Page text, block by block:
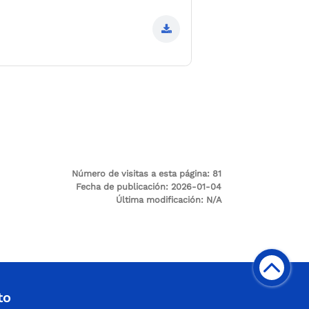
Número de visitas a esta página: 81
Fecha de publicación: 2026-01-04
Última modificación: N/A